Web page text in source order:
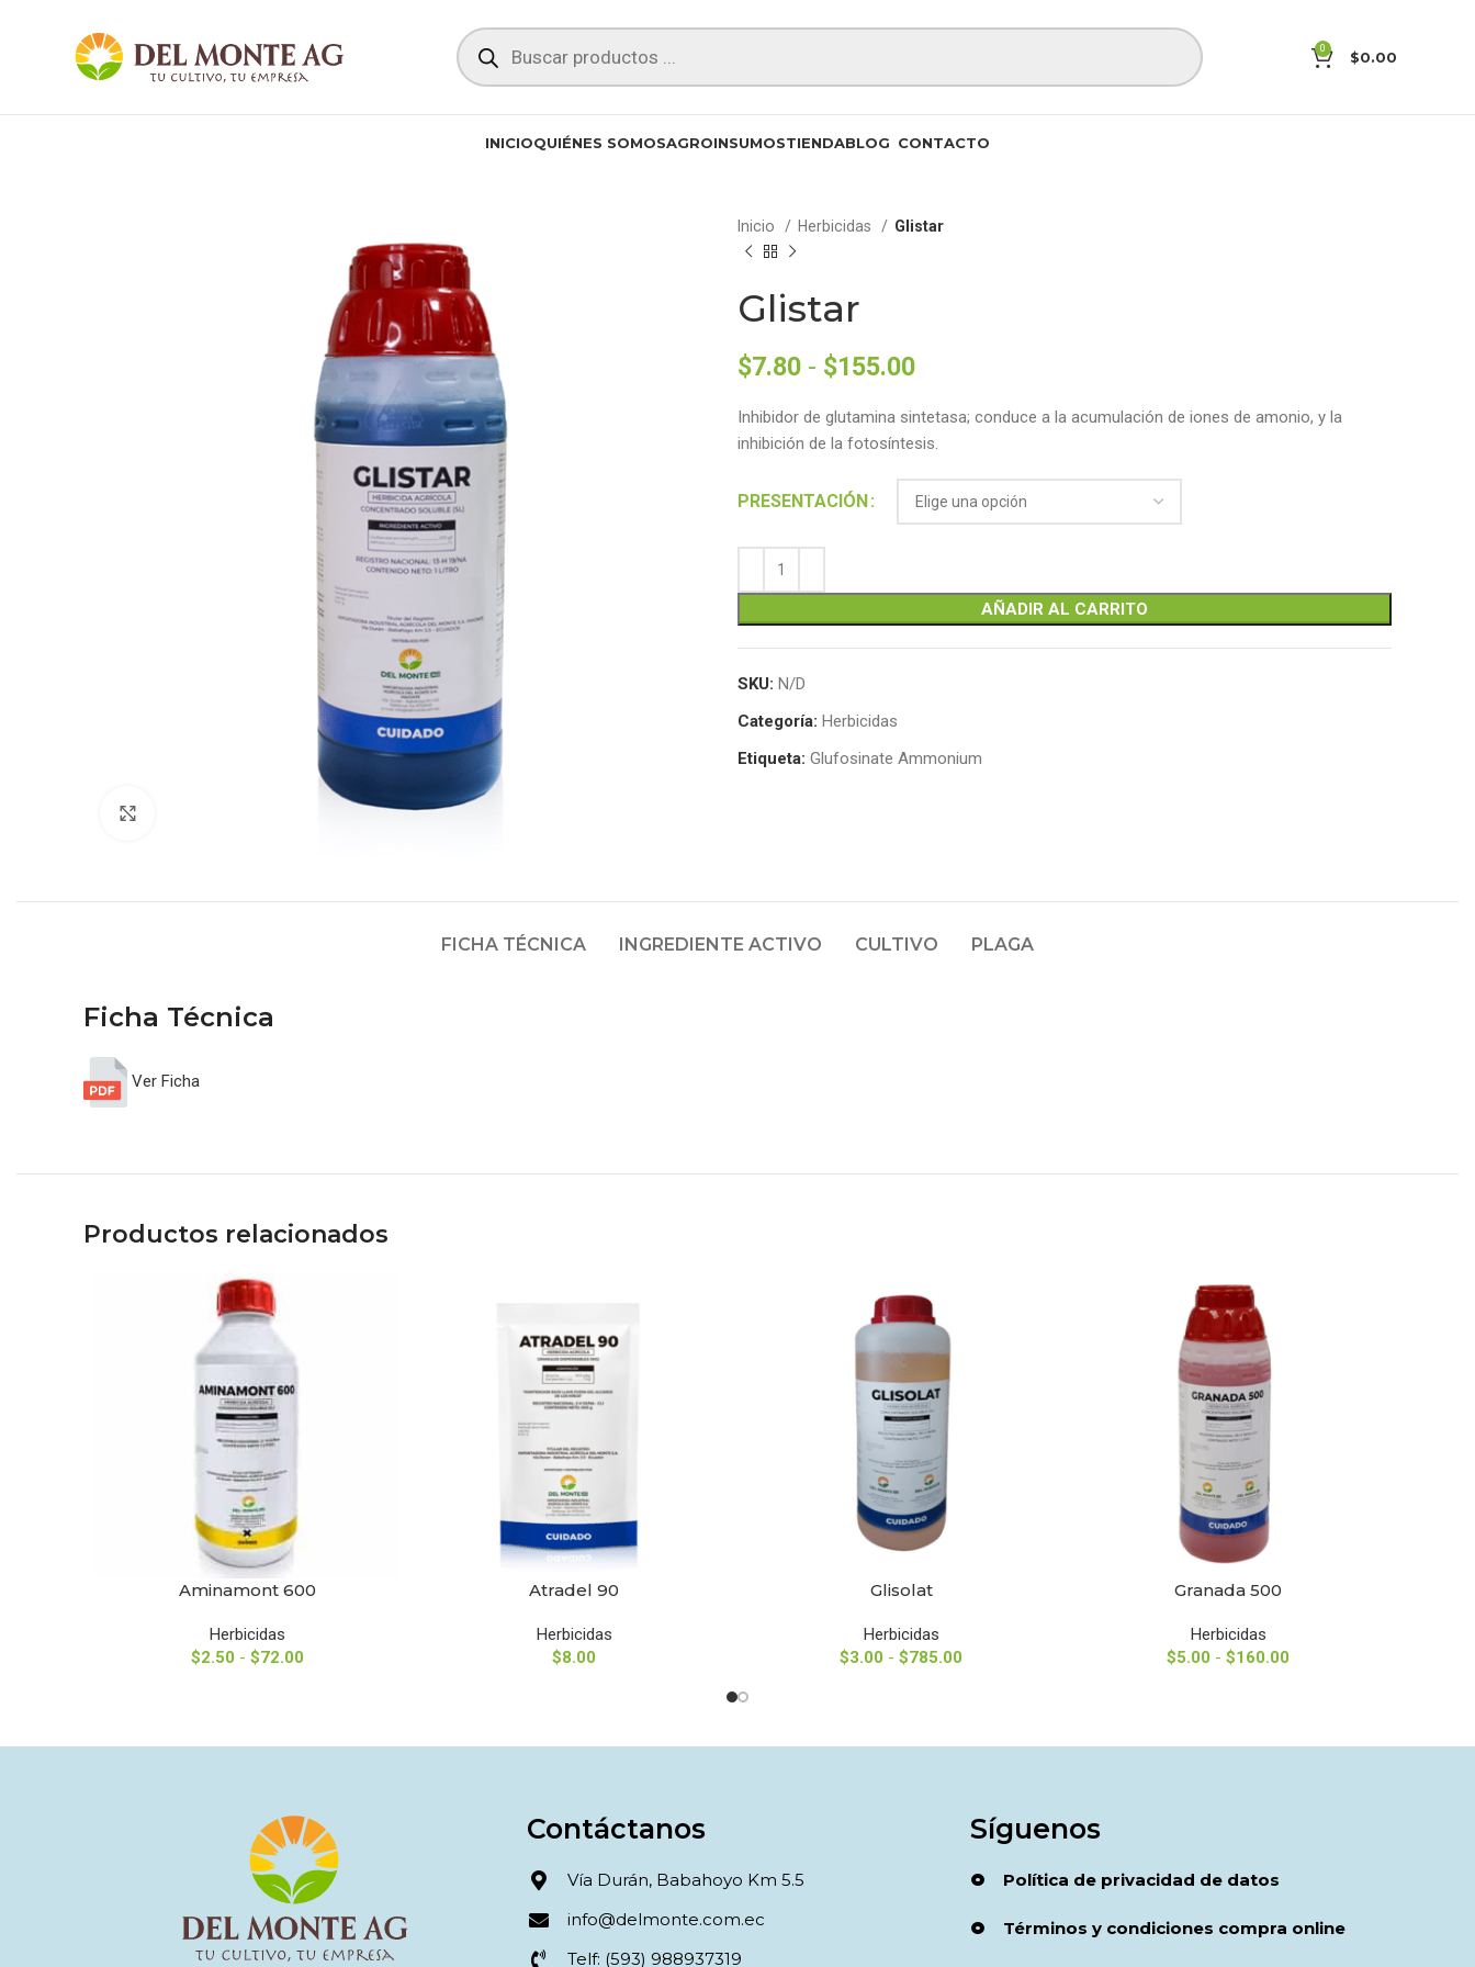
0 $0.00
INICIOQUIÉNES SOMOSAGROINSUMOSTIENDABLOG CONTACTO
Inicio Herbicidas Glistar
Glistar
$7.80 - $155.00
Inhibidor de glutamina sintetasa; conduce a la acumulación de iones de amonio, y la
inhibición de la fotosíntesis.
PRESENTACIÓN
AÑADIR AL CARRITO
Alternative:
SKU: N/D
Categoría: Herbicidas
Etiqueta: Glufosinate Ammonium
FICHA TÉCNICA INGREDIENTE ACTIVO CULTIVO PLAGA
Ficha Técnica
Ver Ficha
Productos relacionados
SELECCIONAR OPCIONES
Aminamont 600
Herbicidas
$2.50 - $72.00
SELECCIONAR OPCIONES
Atradel 90
Herbicidas
$8.00
SELECCIONAR OPCIONES
Glisolat
Herbicidas
$3.00 - $785.00
SELECCIONAR OPCIONES
Granada 500
Herbicidas
$5.00 - $160.00
Contáctanos
Vía Durán, Babahoyo Km 5.5
info@delmonte.com.ec
Telf: (593) 988937319
Síguenos
Política de privacidad de datos
Términos y condiciones compra online